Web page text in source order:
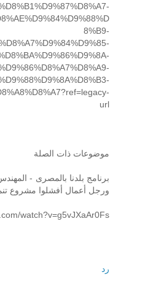
8%B9-
url
موضوعات ذات الصلة
برنامج بلدنا بالمصرى -
ورجل أعمال أفشلوا مشروع
watch?v=g5vJXaAr0Fs
رد